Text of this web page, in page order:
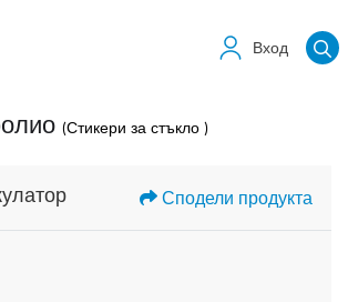
Вход
(Стикери за стъкло )
Сподели продукта